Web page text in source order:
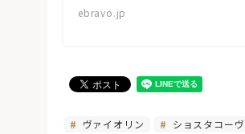
ebravo.jp
ヴァイオリン ショスタコー